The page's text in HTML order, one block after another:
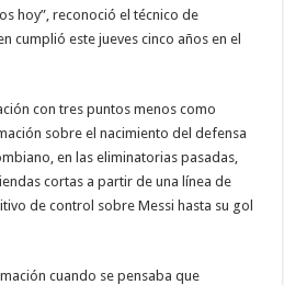
hoy”, reconoció el técnico de
cumplió este jueves cinco años en el
con tres puntos menos como
sobre el nacimiento del defensa
en las eliminatorias pasadas,
cortas a partir de una línea de
de control sobre Messi hasta su gol
cuando se pensaba que